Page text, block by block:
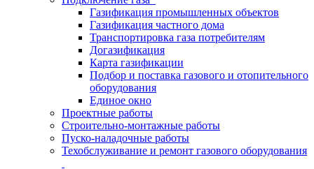
Газификация промышленных объектов
Газификация частного дома
Транспортировка газа потребителям
Догазификация
Карта газификации
Подбор и поставка газового и отопительного
оборудования
Единое окно
Проектные работы
Строительно-монтажные работы
Пуско-наладочные работы
Техобслуживание и ремонт газового оборудования